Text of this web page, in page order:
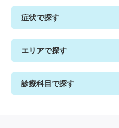
症状で探す
エリアで探す
診療科目で探す